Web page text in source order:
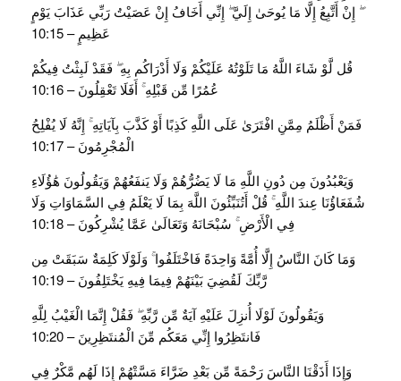
ۖ إِنْ أَتَّبِعُ إِلَّا مَا يُوحَىٰ إِلَيَّ ۖ إِنِّي أَخَافُ إِنْ عَصَيْتُ رَبِّي عَذَابَ يَوْمٍ
عَظِيمٍ – 10:15
قُل لَّوْ شَاءَ اللَّهُ مَا تَلَوْتُهُ عَلَيْكُمْ وَلَا أَدْرَاكُم بِهِ ۖ فَقَدْ لَبِثْتُ فِيكُمْ
عُمُرًا مِّن قَبْلِهِ ۚ أَفَلَا تَعْقِلُونَ – 10:16
فَمَنْ أَظْلَمُ مِمَّنِ افْتَرَىٰ عَلَى اللَّهِ كَذِبًا أَوْ كَذَّبَ بِآيَاتِهِ ۚ إِنَّهُ لَا يُفْلِحُ
الْمُجْرِمُونَ – 10:17
وَيَعْبُدُونَ مِن دُونِ اللَّهِ مَا لَا يَضُرُّهُمْ وَلَا يَنفَعُهُمْ وَيَقُولُونَ هَٰؤُلَاءِ
شُفَعَاؤُنَا عِندَ اللَّهِ ۚ قُلْ أَتُنَبِّئُونَ اللَّهَ بِمَا لَا يَعْلَمُ فِي السَّمَاوَاتِ وَلَا
فِي الْأَرْضِ ۚ سُبْحَانَهُ وَتَعَالَىٰ عَمَّا يُشْرِكُونَ – 10:18
وَمَا كَانَ النَّاسُ إِلَّا أُمَّةً وَاحِدَةً فَاخْتَلَفُوا ۚ وَلَوْلَا كَلِمَةٌ سَبَقَتْ مِن
رَّبِّكَ لَقُضِيَ بَيْنَهُمْ فِيمَا فِيهِ يَخْتَلِفُونَ – 10:19
وَيَقُولُونَ لَوْلَا أُنزِلَ عَلَيْهِ آيَةٌ مِّن رَّبِّهِ ۖ فَقُلْ إِنَّمَا الْغَيْبُ لِلَّهِ
فَانتَظِرُوا إِنِّي مَعَكُم مِّنَ الْمُنتَظِرِينَ – 10:20
وَإِذَا أَذَقْنَا النَّاسَ رَحْمَةً مِّن بَعْدِ ضَرَّاءَ مَسَّتْهُمْ إِذَا لَهُم مَّكْرٌ فِي